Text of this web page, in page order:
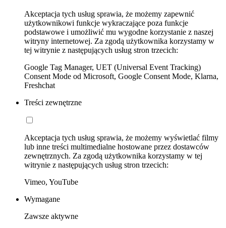
Akceptacja tych usług sprawia, że możemy zapewnić
użytkownikowi funkcje wykraczające poza funkcje
podstawowe i umożliwić mu wygodne korzystanie z naszej
witryny internetowej. Za zgodą użytkownika korzystamy w
tej witrynie z następujących usług stron trzecich:
Google Tag Manager, UET (Universal Event Tracking)
Consent Mode od Microsoft, Google Consent Mode, Klarna,
Freshchat
Treści zewnętrzne
Akceptacja tych usług sprawia, że możemy wyświetlać filmy
lub inne treści multimedialne hostowane przez dostawców
zewnętrznych. Za zgodą użytkownika korzystamy w tej
witrynie z następujących usług stron trzecich:
Vimeo, YouTube
Wymagane
Zawsze aktywne